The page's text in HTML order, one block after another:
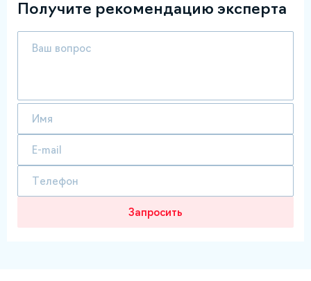
Получите рекомендацию эксперта
Запросить